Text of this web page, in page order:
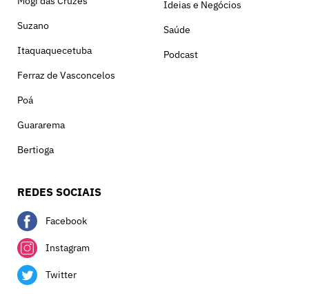
Suzano
Itaquaquecetuba
Ferraz de Vasconcelos
Poá
Guararema
Bertioga
Ideias e Negócios
Saúde
Podcast
REDES SOCIAIS
Facebook
Instagram
Twitter